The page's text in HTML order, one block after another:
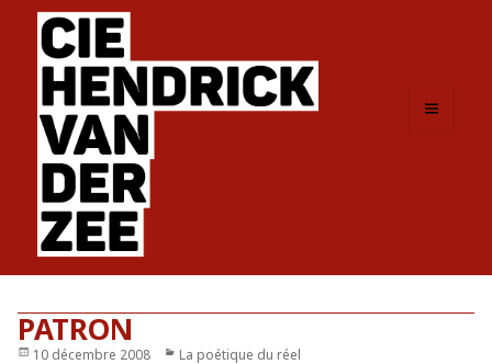
PATRON
Publié
10 décembre 2008 Catégories
La poétique du réel